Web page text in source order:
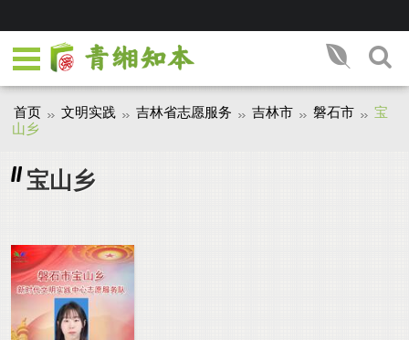
首页 文明实践 吉林省志愿服务 吉林市 磐石市
宝
山乡
宝山乡